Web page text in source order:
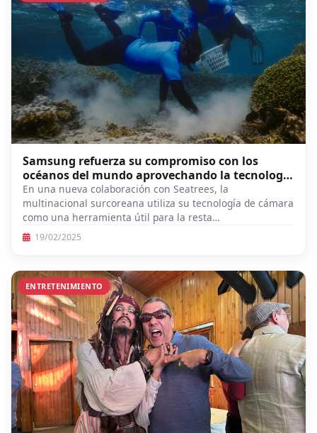
Samsung refuerza su compromiso con los
océanos del mundo aprovechando la tecnología
Galaxy
En una nueva colaboración con Seatrees, la
multinacional surcoreana utiliza su tecnología de cámara
como una herramienta útil para la resta…
19/02/2025
ENTRETENIMIENTO